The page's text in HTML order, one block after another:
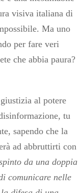
visiva italiana di
Ma uno
per fare veri
che abbia paura?
al potere
tu
sapendo che la
ad abbruttirti con
da una doppia
comunicare nelle